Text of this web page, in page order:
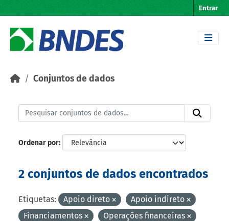
Entrar
Conjuntos de dados
Ordenar por
2 conjuntos de dados encontrados
Etiquetas: Apoio direto
Apoio indireto
Financiamentos
Operações financeiras